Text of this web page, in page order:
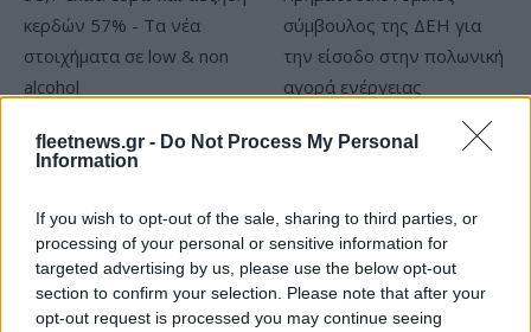
fleetnews.gr - Do Not Process My Personal
Information
If you wish to opt-out of the sale, sharing to third parties, or
processing of your personal or sensitive information for
targeted advertising by us, please use the below opt-out
section to confirm your selection. Please note that after your
opt-out request is processed you may continue seeing
Β.Σ. Καρούλιας: Τζίρος 98,7
εκατ. ευρώ και αύξηση
alcohol
Deloitte Ελλάδος:
αγορά ενέργειας